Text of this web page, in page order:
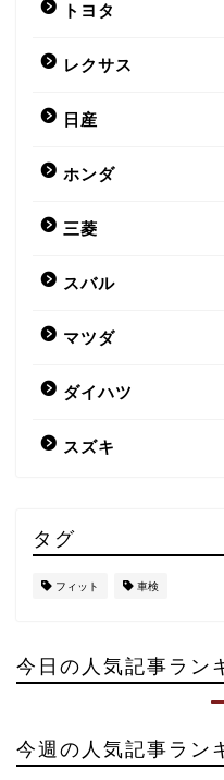
トヨタ
レクサス
日産
ホンダ
三菱
スバル
マツダ
ダイハツ
スズキ
タグ
フィット 車検
今日の人気記事ラ
今週の人気記事ラ